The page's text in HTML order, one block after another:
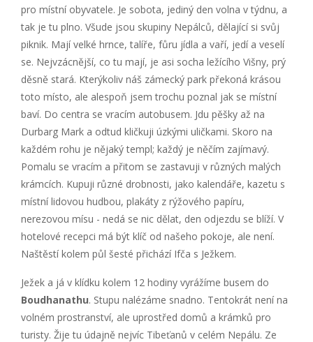
pro místní obyvatele. Je sobota, jediný den volna v týdnu, a
tak je tu plno. Všude jsou skupiny Nepálců, dělající si svůj
piknik. Mají velké hrnce, talíře, fůru jídla a vaří, jedí a veselí
se. Nejvzácnější, co tu mají, je asi socha ležícího Višny, prý
děsně stará. Kterýkoliv náš zámecký park překoná krásou
toto místo, ale alespoň jsem trochu poznal jak se místní
baví. Do centra se vracím autobusem. Jdu pěšky až na
Durbarg Mark a odtud kličkuji úzkými uličkami. Skoro na
každém rohu je nějaký templ; každý je něčím zajímavý.
Pomalu se vracím a přitom se zastavuji v různých malých
krámcích. Kupuji různé drobnosti, jako kalendáře, kazetu s
místní lidovou hudbou, plakáty z rýžového papíru,
nerezovou mísu - nedá se nic dělat, den odjezdu se blíží. V
hotelové recepci má být klíč od našeho pokoje, ale není.
Naštěstí kolem půl šesté přichází Ifča s Ježkem.
Ježek a já v klídku kolem 12 hodiny vyrážíme busem do
Boudhanathu. Stupu nalézáme snadno. Tentokrát není na
volném prostranství, ale uprostřed domů a krámků pro
turisty. Žije tu údajně nejvíc Tibeťanů v celém Nepálu. Ze